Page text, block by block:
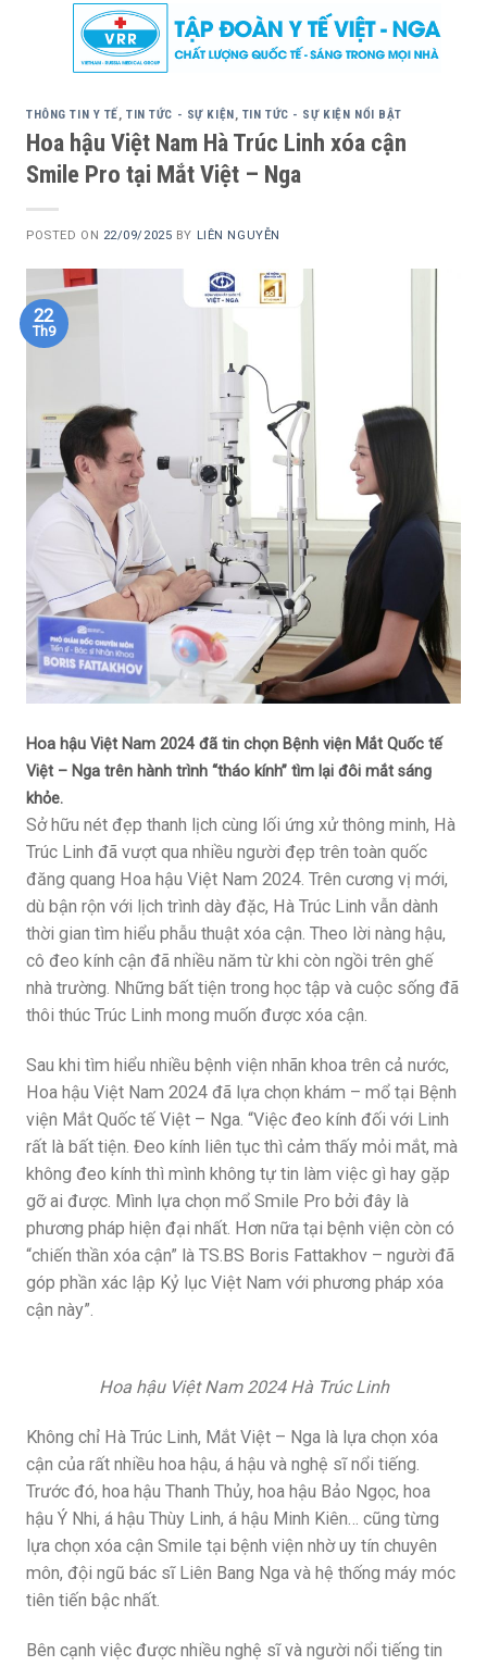
THÔNG TIN Y TẾ,TIN TỨC - SỰ KIỆN, TIN TỨC - SỰ KIỆN NỔI BẬT
Hoa hậu Việt Nam Hà Trúc Linh xóa cận
Smile Pro tại Mắt Việt – Nga
POSTED ON 22/09/2025 BY LIÊN NGUYỄN
22
Th9
Hoa hậu Việt Nam 2024 đã tin chọn Bệnh viện Mắt Quốc tế
Việt – Nga trên hành trình “tháo kính” tìm lại đôi mắt sáng
khỏe.
Sở hữu nét đẹp thanh lịch cùng lối ứng xử thông minh, Hà
Trúc Linh đã vượt qua nhiều người đẹp trên toàn quốc
đăng quang Hoa hậu Việt Nam 2024. Trên cương vị mới,
dù bận rộn với lịch trình dày đặc, Hà Trúc Linh vẫn dành
thời gian tìm hiểu phẫu thuật xóa cận. Theo lời nàng hậu,
cô đeo kính cận đã nhiều năm từ khi còn ngồi trên ghế
nhà trường. Những bất tiện trong học tập và cuộc sống đã
thôi thúc Trúc Linh mong muốn được xóa cận.
Sau khi tìm hiểu nhiều bệnh viện nhãn khoa trên cả nước,
Hoa hậu Việt Nam 2024 đã lựa chọn khám – mổ tại Bệnh
viện Mắt Quốc tế Việt – Nga. “Việc đeo kính đối với Linh
rất là bất tiện. Đeo kính liên tục thì cảm thấy mỏi mắt, mà
không đeo kính thì mình không tự tin làm việc gì hay gặp
gỡ ai được. Mình lựa chọn mổ Smile Pro bởi đây là
phương pháp hiện đại nhất. Hơn nữa tại bệnh viện còn có
“chiến thần xóa cận” là TS.BS Boris Fattakhov – người đã
góp phần xác lập Kỷ lục Việt Nam với phương pháp xóa
cận này”.
Hoa hậu Việt Nam 2024 Hà Trúc Linh
Không chỉ Hà Trúc Linh, Mắt Việt – Nga là lựa chọn xóa
cận của rất nhiều hoa hậu, á hậu và nghệ sĩ nổi tiếng.
Trước đó, hoa hậu Thanh Thủy, hoa hậu Bảo Ngọc, hoa
hậu Ý Nhi, á hậu Thùy Linh, á hậu Minh Kiên… cũng từng
lựa chọn xóa cận Smile tại bệnh viện nhờ uy tín chuyên
môn, đội ngũ bác sĩ Liên Bang Nga và hệ thống máy móc
tiên tiến bậc nhất.
Bên cạnh việc được nhiều nghệ sĩ và người nổi tiếng tin